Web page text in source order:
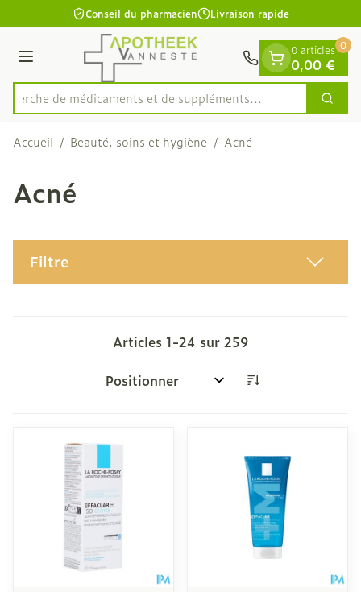
Aller au contenu
1 de 1
Conseil du pharmacien Livraison rapide
Menu
Rechercher
Recherche de médicaments et de sup
0 articles
0,00 €
0
Accueil / Beauté, soins et hygiène / Acné
Acné
Filtre
Articles 1-24 sur 259
Trier par: